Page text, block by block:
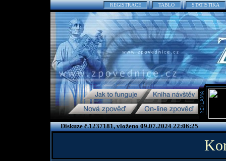
REGISTRACE TABLO STATISTIKA
Diskuze č.1237181, vloženo 09.07.2024 22:06:25